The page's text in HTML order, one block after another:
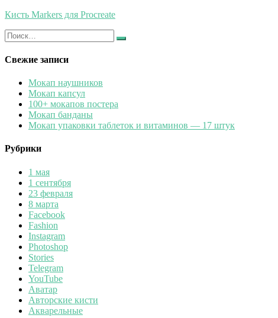
Кисть Markers для Procreate
Искать:
Найти
Свежие записи
Мокап наушников
Мокап капсул
100+ мокапов постера
Мокап банданы
Мокап упаковки таблеток и витаминов — 17 штук
Рубрики
1 мая
1 сентября
23 февраля
8 марта
Facebook
Fashion
Instagram
Photoshop
Stories
Telegram
YouTube
Аватар
Авторские кисти
Акварельные